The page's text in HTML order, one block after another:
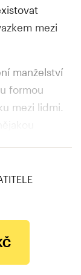
mezi
manželství
formou
mezi lidmi.